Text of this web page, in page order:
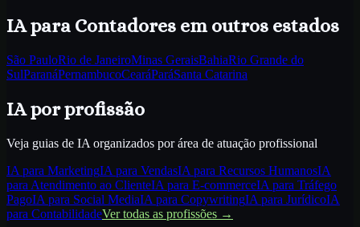
IA para Contadores em outros estados
São PauloRio de JaneiroMinas GeraisBahiaRio Grande do
SulParanáPernambucoCearáParáSanta Catarina
IA por profissão
Veja guias de IA organizados por área de atuação profissional
IA para MarketingIA para VendasIA para Recursos HumanosIA
para Atendimento ao ClienteIA para E-commerceIA para Tráfego
PagoIA para Social MediaIA para CopywritingIA para JurídicoIA
para ContabilidadeVer todas as profissões →